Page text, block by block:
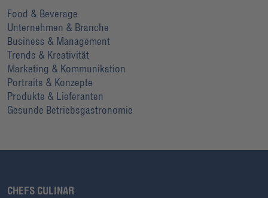
Food & Beverage
Unternehmen & Branche
Business & Management
Trends & Kreativität
Marketing & Kommunikation
Portraits & Konzepte
Produkte & Lieferanten
Gesunde Betriebsgastronomie
CHEFS CULINAR